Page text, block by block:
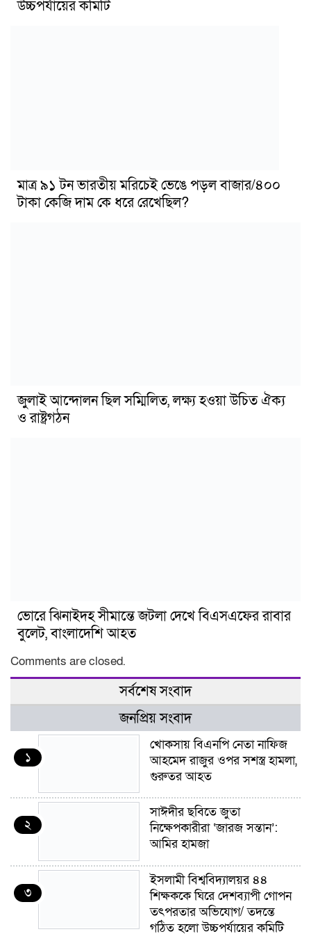
উচ্চপর্যায়ের কমিটি
মাত্র ৯১ টন ভারতীয় মরিচেই ভেঙে পড়ল বাজার/৪০০
টাকা কেজি দাম কে ধরে রেখেছিল?
জুলাই আন্দোলন ছিল সম্মিলিত, লক্ষ্য হওয়া উচিত ঐক্য
ও রাষ্ট্রগঠন
ভোরে ঝিনাইদহ সীমান্তে জটলা দেখে বিএসএফের রাবার
বুলেট, বাংলাদেশি আহত
Comments are closed.
সর্বশেষ সংবাদ
জনপ্রিয় সংবাদ
১
খোকসায় বিএনপি নেতা নাফিজ
আহমেদ রাজুর ওপর সশস্ত্র হামলা,
গুরুতর আহত
২
সাঈদীর ছবিতে জুতা
নিক্ষেপকারীরা ‘জারজ সন্তান’:
আমির হামজা
৩
ইসলামী বিশ্ববিদ্যালয়র ৪৪
শিক্ষককে ঘিরে দেশব্যাপী গোপন
তৎপরতার অভিযোগ/ তদন্তে
গঠিত হলো উচ্চপর্যায়ের কমিটি